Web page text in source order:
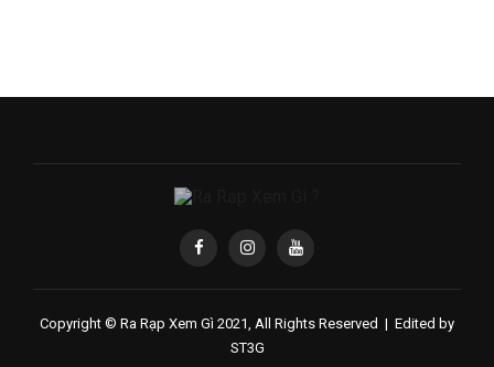
Copyright © Ra Rạp Xem Gì 2021, All Rights Reserved | Edited by
ST3G